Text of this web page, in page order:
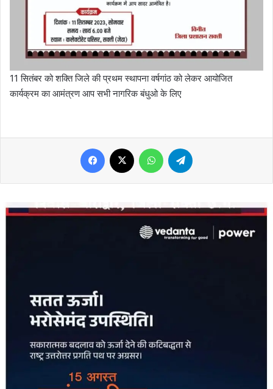
11 सितंबर को शक्ति जिले की प्रथम स्थापना वर्षगांठ को लेकर आयोजित
कार्यक्रम का आमंत्रण आप सभी नागरिक बंधुओ के लिए
Facebook WhatsApp